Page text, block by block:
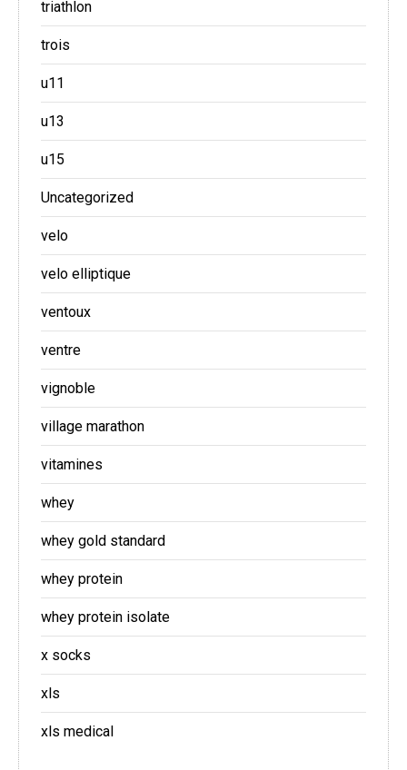
triathlon
trois
u11
u13
u15
Uncategorized
velo
velo elliptique
ventoux
ventre
vignoble
village marathon
vitamines
whey
whey gold standard
whey protein
whey protein isolate
x socks
xls
xls medical